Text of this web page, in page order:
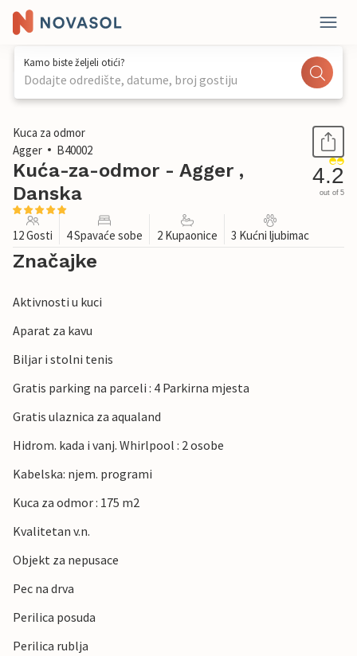
Kamo biste željeli otići?
Dodajte odredište, datume, broj gostiju
1 / 23
Kuca za odmor
Agger
B40002
Kuća-za-odmor - Agger ,
Danska
4.2
out of 5
12 Gosti 4 Spavaće sobe 2 Kupaonice 3 Kućni ljubimac
Značajke
Aktivnosti u kuci
Aparat za kavu
Biljar i stolni tenis
Gratis parking na parceli : 4 Parkirna mjesta
Gratis ulaznica za aqualand
Hidrom. kada i vanj. Whirlpool : 2 osobe
Kabelska: njem. programi
Kuca za odmor : 175 m2
Kvalitetan v.n.
Objekt za nepusace
Pec na drva
Perilica posuda
Perilica rublja